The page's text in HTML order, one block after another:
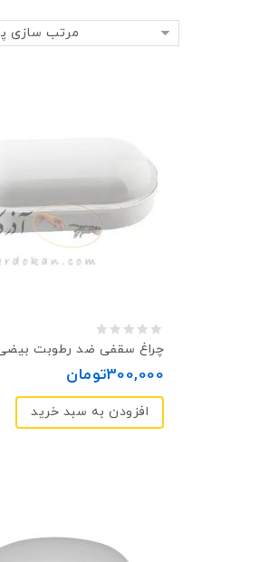
مرتب سازی
0
چراغ سقفی ضد رطوبت بيضی ۲۴
300,000تومان
افزودن به سبد خرید